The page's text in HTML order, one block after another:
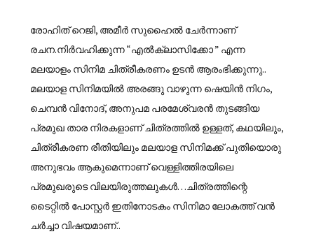
രോഹിത് റെജി, അമീർ സുഹൈൽ ചേർന്നാണ്
രചന.നിർവഹിക്കുന്ന “എൽക്ലാസിക്കോ ” എന്ന
മലയാളം സിനിമ ചിത്രീകരണം ഉടൻ ആരംഭിക്കുന്നു..
മലയാള സിനിമയിൽ അരങ്ങു വാഴുന്ന ഷെയിൻ നിഗം,
ചെമ്പൻ വിനോദ്, അനുപമ പരമേശ്വരൻ തുടങ്ങിയ
പ്രമുഖ താര നിരകളാണ് ചിത്രത്തിൽ ഉള്ളത്, കഥയിലും,
ചിത്രീകരണ രീതിയിലും മലയാള സിനിമക്ക് പുതിയൊരു
അനുഭവം ആകുമെന്നാണ് വെള്ളിത്തിരയിലെ
പ്രമുഖരുടെ വിലയിരുത്തലുകൾ…ചിത്രത്തിന്റെ
ടൈറ്റിൽ പോസ്റ്റർ ഇതിനോടകം സിനിമാ ലോകത്ത് വൻ
ചർച്ചാ വിഷയമാണ്..